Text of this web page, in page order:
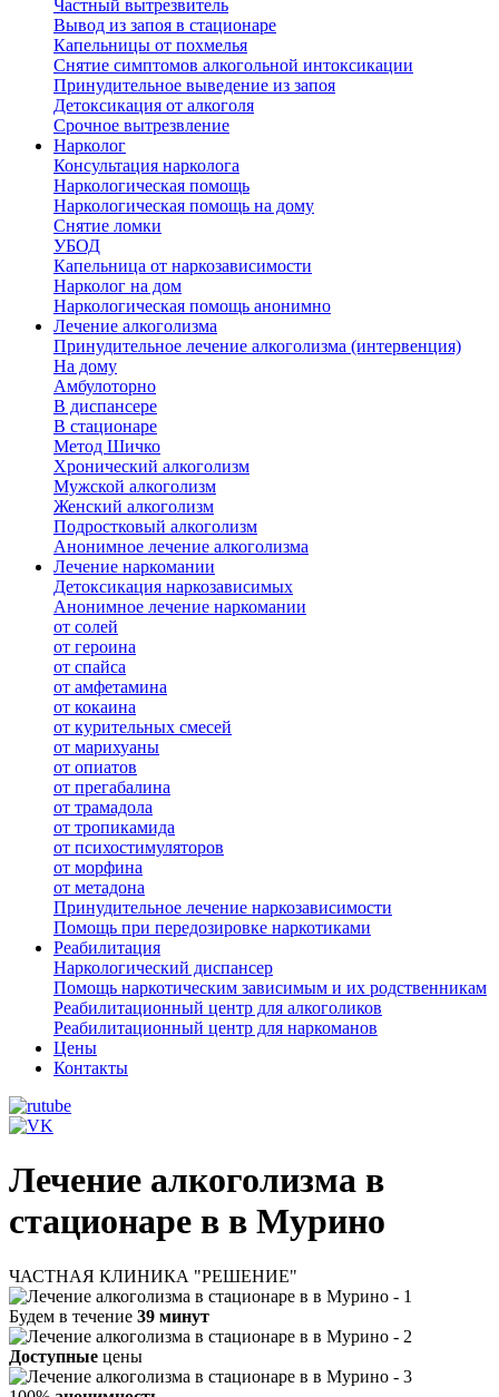
Частный вытрезвитель
Вывод из запоя в стационаре
Капельницы от похмелья
Снятие симптомов алкогольной интоксикации
Принудительное выведение из запоя
Детоксикация от алкоголя
Срочное вытрезвление
Нарколог
Консультация нарколога
Наркологическая помощь
Наркологическая помощь на дому
Снятие ломки
УБОД
Капельница от наркозависимости
Нарколог на дом
Наркологическая помощь анонимно
Лечение алкоголизма
Принудительное лечение алкоголизма (интервенция)
На дому
Амбулоторно
В диспансере
В стационаре
Метод Шичко
Хронический алкоголизм
Мужской алкоголизм
Женский алкоголизм
Подростковый алкоголизм
Анонимное лечение алкоголизма
Лечение наркомании
Детоксикация наркозависимых
Анонимное лечение наркомании
от солей
от героина
от спайса
от амфетамина
от кокаина
от курительных смесей
от марихуаны
от опиатов
от прегабалина
от трамадола
от тропикамида
от психостимуляторов
от морфина
от метадона
Принудительное лечение наркозависимости
Помощь при передозировке наркотиками
Реабилитация
Наркологический диспансер
Помощь наркотическим зависимым и их родственникам
Реабилитационный центр для алкоголиков
Реабилитационный центр для наркоманов
Цены
Контакты
Лечение алкоголизма в
стационаре в в Мурино
ЧАСТНАЯ КЛИНИКА "РЕШЕНИЕ"
Будем в течение 39 минут
Доступные цены